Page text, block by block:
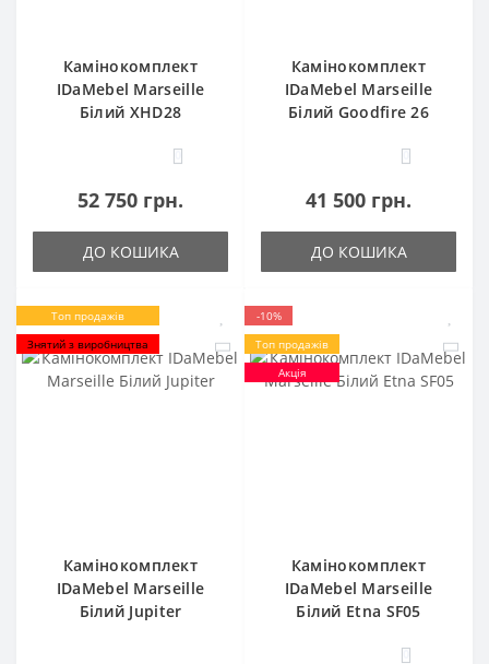
Камінокомплект
IDaMebel Marseille
Білий XHD28
0
52 750 грн.
ДО КОШИКА
Камінокомплект
IDaMebel Marseille
Білий Goodfire 26
0
41 500 грн.
ДО КОШИКА
Топ продажів
Знятий з виробництва
Камінокомплект
IDaMebel Marseille
Білий Jupiter
-10%
Топ продажів
Акція
Камінокомплект
IDaMebel Marseille
Білий Etna SF05
0